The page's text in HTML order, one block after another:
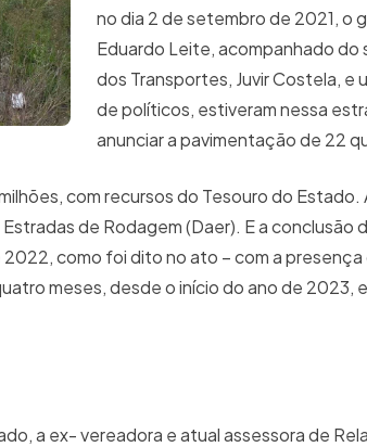
no dia 2 de setembro de 2021, o
Eduardo Leite, acompanhado do
dos Transportes, Juvir Costela, e
de políticos, estiveram nessa
anunciar a pavimentação de 22
com recursos do Tesouro do Estado.
de Rodagem (Daer). E a conclusão
como foi dito no ato – com a presença
meses, desde o início do ano de 2023,
a ex- vereadora e atual assessora de